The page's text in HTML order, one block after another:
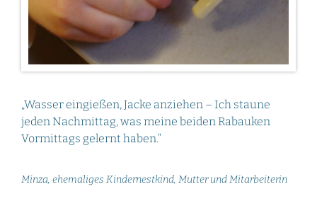
„Wasser eingießen, Jacke anziehen – Ich staune
jeden Nachmittag, was meine beiden Rabauken
Vormittags gelernt haben.“
Minza, ehemaliges Kindernestkind, Mutter und Mitarbeiterin